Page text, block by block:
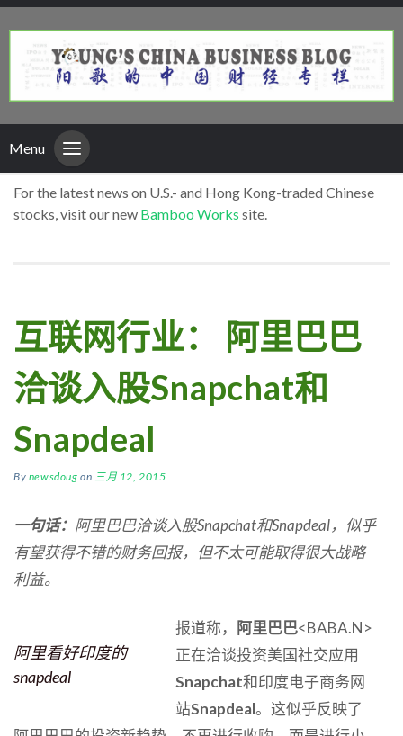
Menu
For the latest news on U.S.- and Hong Kong-traded Chinese
stocks, visit our new Bamboo Works site.
互联网行业： 阿里巴巴
洽谈入股Snapchat和
Snapdeal
By newsdoug on 三月 12, 2015
一句话： 阿里巴巴洽谈入股Snapchat和Snapdeal，似乎
有望获得不错的财务回报，但不太可能取得很大战略
利益。
阿里看好印度的
snapdeal
报道称， 阿里巴巴<BABA.N>
正在洽谈投资美国社交应用
Snapchat和印度电子商务网
站Snapdeal。这似乎反映了